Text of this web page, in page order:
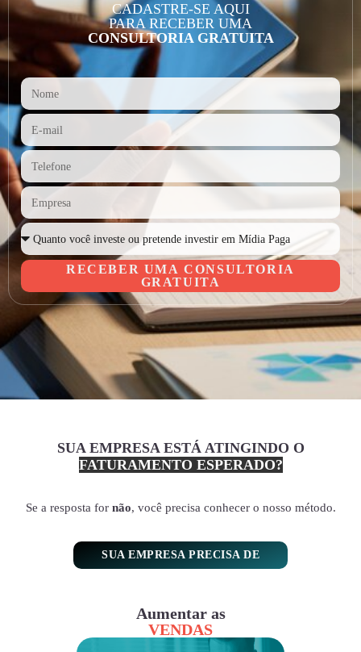
CADASTRE-SE AQUI
PARA RECEBER UMA
CONSULTORIA GRATUITA
RECEBER UMA CONSULTORIA
GRATUITA
SUA EMPRESA ESTÁ ATINGINDO O
FATURAMENTO ESPERADO?
Se a resposta for não, você precisa conhecer o nosso método.
SUA EMPRESA PRECISA DE
Aumentar as
VENDAS